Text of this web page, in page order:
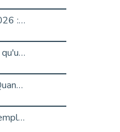
Réforme du CPF 2026 : Ce qui change ce printemps pour vos droits à la formation
Le FALC : Bien plus qu'une écriture, un levier d'inclusion
Sport2Job Clichy : Quand le terrain devient le plus beau des bureaux
Handicap visuel et emploi : lever les obstacles pour révéler les - vidéo